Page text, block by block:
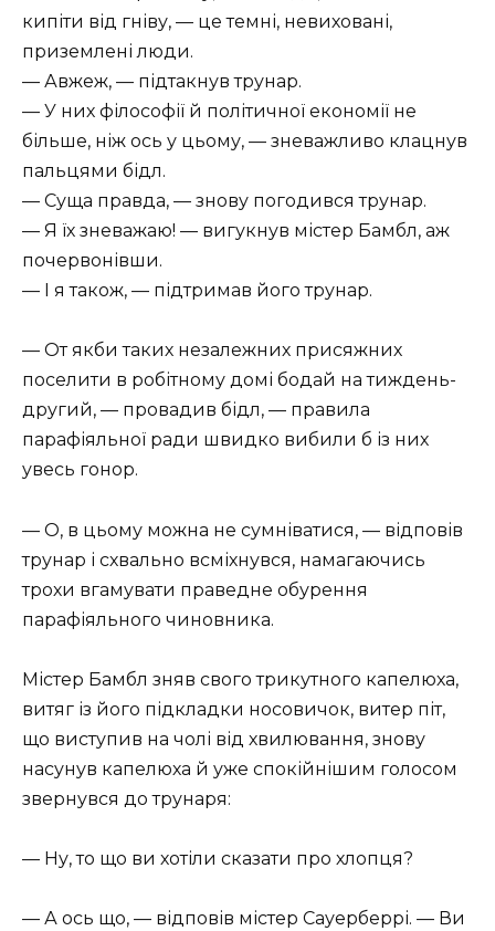
кипіти від гніву, — це темні, невиховані,
приземлені люди.
— Авжеж, — підтакнув трунар.
— У них філософії й політичної економії не
більше, ніж ось у цьому, — зневажливо клацнув
пальцями бідл.
— Суща правда, — знову погодився трунар.
— Я їх зневажаю! — вигукнув містер Бамбл, аж
почервонівши.
— І я також, — підтримав його трунар.
— От якби таких незалежних присяжних
поселити в робітному домі бодай на тиждень-
другий, — провадив бідл, — правила
парафіяльної ради швидко вибили б із них
увесь гонор.
— О, в цьому можна не сумніватися, — відповів
трунар і схвально всміхнувся, намагаючись
трохи вгамувати праведне обурення
парафіяльного чиновника.
Містер Бамбл зняв свого трикутного капелюха,
витяг із його підкладки носовичок, витер піт,
що виступив на чолі від хвилювання, знову
насунув капелюха й уже спокійнішим голосом
звернувся до трунаря:
— Ну, то що ви хотіли сказати про хлопця?
— А ось що, — відповів містер Сауерберрі. — Ви